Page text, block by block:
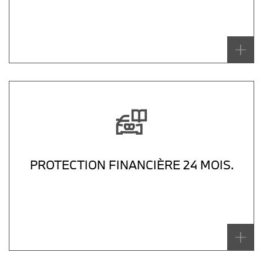
PROTECTION FINANCIÈRE 24 MOIS.